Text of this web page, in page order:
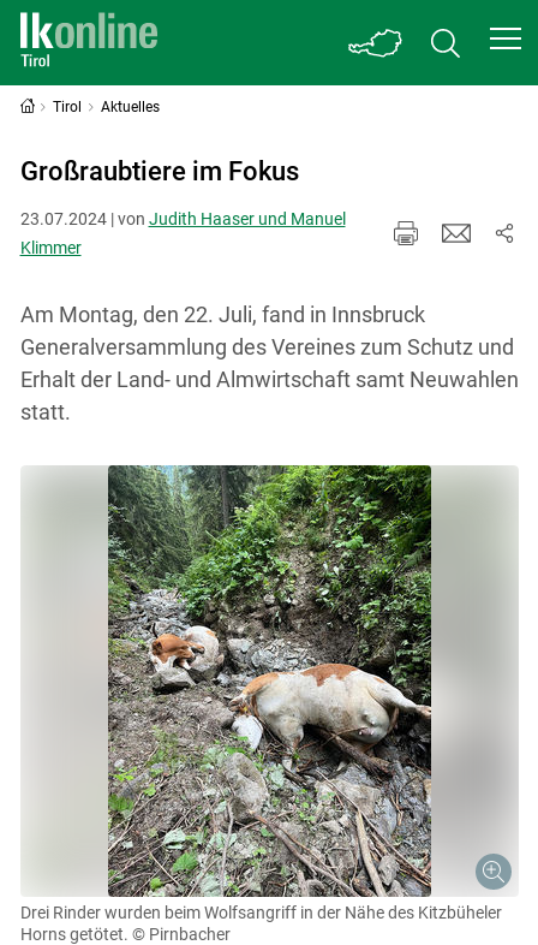
Tirol Aktuelles
Großraubtiere im Fokus
23.07.2024 | von Judith Haaser und Manuel
Klimmer
Am Montag, den 22. Juli, fand in Innsbruck
Generalversammlung des Vereines zum Schutz und
Erhalt der Land- und Almwirtschaft samt Neuwahlen
statt.
Drei Rinder wurden beim Wolfsangriff in der Nähe des Kitzbüheler
Horns getötet. © Pirnbacher